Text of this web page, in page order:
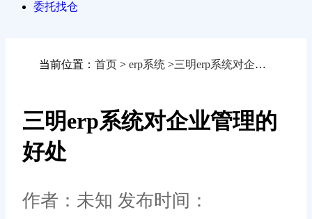
委托找仓
当前位置： 首页 > erp系统 >三明erp系统对企业管理的好处
三明erp系统对企业管理的
好处
作者：未知 发布时间：